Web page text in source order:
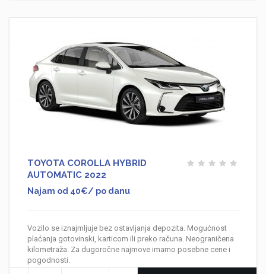
TOYOTA COROLLA HYBRID
AUTOMATIC 2022
Najam od 40€/ po danu
Vozilo se iznajmljuje bez ostavljanja depozita. Mogućnost
plaćanja gotovinski, karticom ili preko računa. Neograničena
kilometraža. Za dugoročne najmove imamo posebne cene i
pogodnosti.